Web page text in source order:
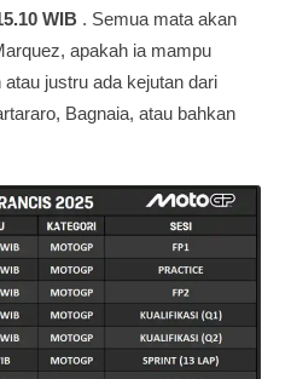
WIB . Semua mata akan
, apakah ia mampu
justru ada kejutan dari
Bagnaia, atau bahkan